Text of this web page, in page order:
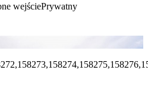
wejściePrywatny